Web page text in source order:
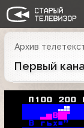
Архив
Первый
П100 200

В
В гьх■"